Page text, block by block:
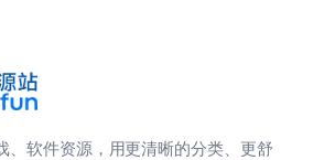
、软件资源，用更清晰的分类、更舒